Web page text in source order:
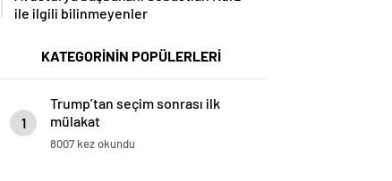
ile ilgili bilinmeyenler
KATEGORİNİN POPÜLERLERİ
1
Trump’tan seçim sonrası ilk
mülakat
8007 kez okundu